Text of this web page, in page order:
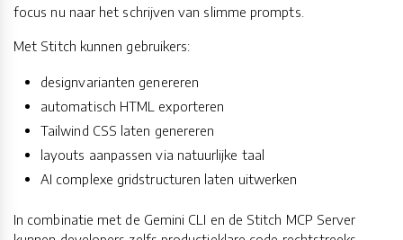
focus nu naar het schrijven van slimme prompts.
Met Stitch kunnen gebruikers:
designvarianten genereren
automatisch HTML exporteren
Tailwind CSS laten genereren
layouts aanpassen via natuurlijke taal
AI complexe gridstructuren laten uitwerken
In combinatie met de Gemini CLI en de Stitch MCP Server